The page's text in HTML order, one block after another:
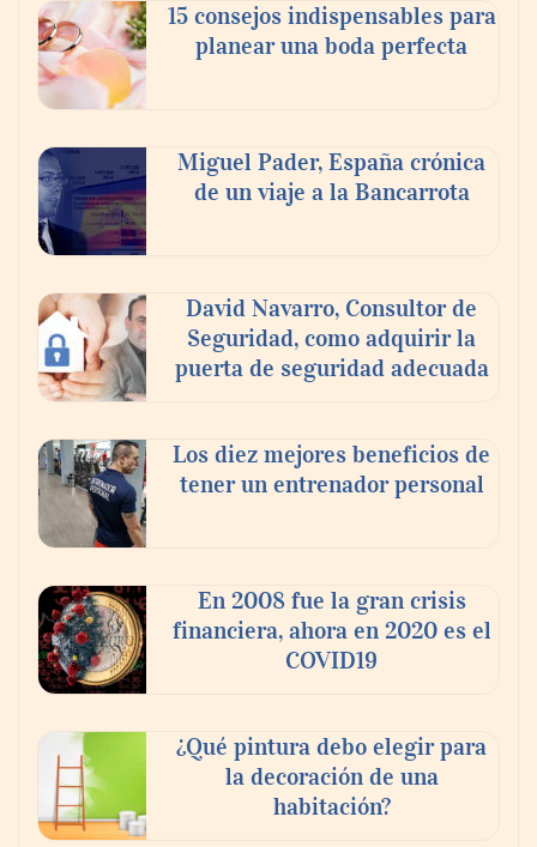
La Red invita a descubrir el Medievo
corriendo
Theriva™ Biologics anuncia que se ha
administrado la primera dosis a un
paciente en el ensayo clínico VIRAGE2 de
Fase IIa
15 consejos indispensables para
planear una boda perfecta
Miguel Pader, España crónica
de un viaje a la Bancarrota
David Navarro, Consultor de
Seguridad, como adquirir la
puerta de seguridad adecuada
Los diez mejores beneficios de
tener un entrenador personal
En 2008 fue la gran crisis
financiera, ahora en 2020 es el
COVID19
¿Qué pintura debo elegir para
la decoración de una
habitación?